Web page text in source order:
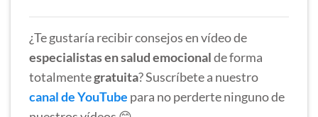
¿Te gustaría recibir consejos en vídeo de
especialistas en salud emocionalde forma
totalmentegratuita? Suscríbete a nuestro
canal de YouTube para no perderte ninguno de